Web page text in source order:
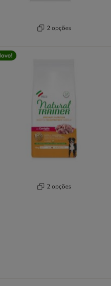
2 opções
2 opções